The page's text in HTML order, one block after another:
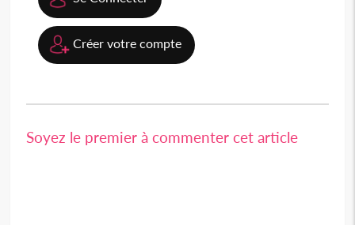
Créer votre compte
Soyez le premier à commenter cet article